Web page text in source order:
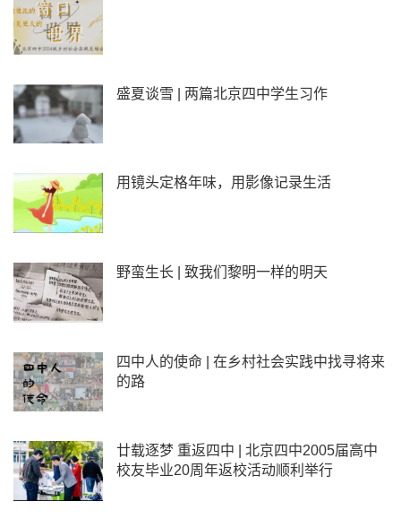
盛夏谈雪 | 两篇北京四中学生习作
用镜头定格年味，用影像记录生活
野蛮生长 | 致我们黎明一样的明天
四中人的使命 | 在乡村社会实践中找寻将来
的路
廿载逐梦 重返四中 | 北京四中2005届高中
校友毕业20周年返校活动顺利举行